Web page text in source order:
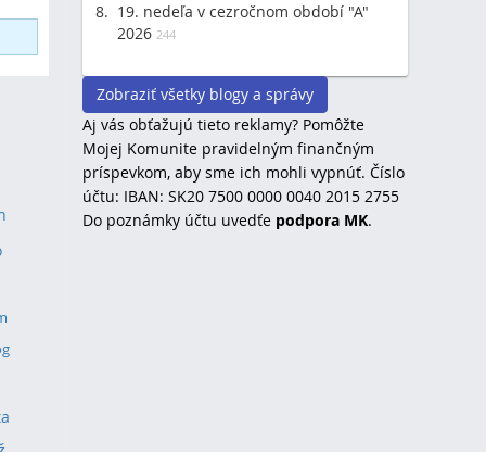
19. nedeľa v cezročnom období "A"
2026 244
Zobraziť všetky blogy a správy
Aj vás obťažujú tieto reklamy? Pomôžte
Mojej Komunite pravidelným finančným
príspevkom, aby sme ich mohli vypnúť. Číslo
účtu: IBAN: SK20 7500 0000 0040 2015 2755
Do poznámky účtu uvedťe podpora MK.